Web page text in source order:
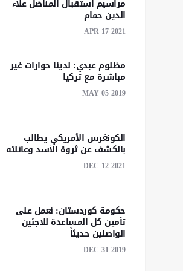
توسيع التعاون بين سوريا
وتركيا في مختلف
المجالات
مراسيم استقبال المناضل علاء
الدين حمام
APR 17 2021
مظلوم عبدي: لدينا حوارات غير
مباشرة مع تركيا‎
MAY 05 2019
الكونغرس الأمريكي يطالب
بالكشف عن ثروة الأسد وعائلته
DEC 12 2021
حكومة كوردستان: نعمل على
تأمين كل المساعدة للاجئين
الواصلين حديثاً
DEC 31 2019